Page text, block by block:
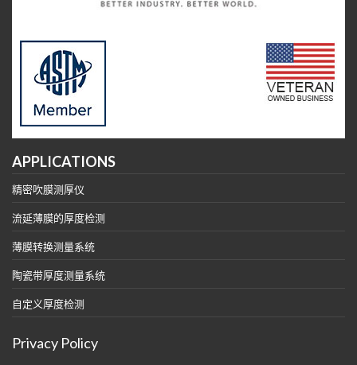
APPLICATIONS
精密吹膜测厚仪
流延薄膜的厚度检测
薄膜转换测量系统
陶瓷带厚度测量系统
自定义厚度检测
Privacy Policy